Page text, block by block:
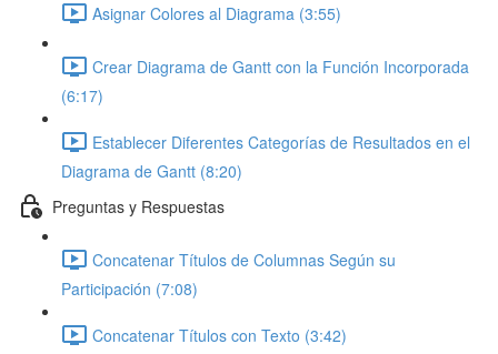
Asignar Colores al Diagrama (3:55)
Crear Diagrama de Gantt con la Función Incorporada
(6:17)
Establecer Diferentes Categorías de Resultados en el
Diagrama de Gantt (8:20)
Preguntas y Respuestas
Concatenar Títulos de Columnas Según su
Participación (7:08)
Concatenar Títulos con Texto (3:42)